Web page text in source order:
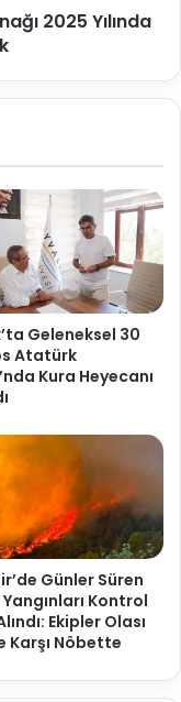
2025 Yılında
Geleneksel 30
Atatürk
Kura Heyecanı
Günler Süren
Kontrol
Ekipler Olası
Karşı Nöbette